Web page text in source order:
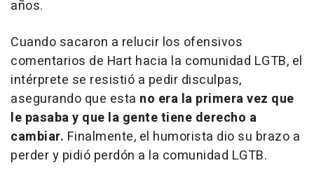
años.
Cuando sacaron a relucir los ofensivos
comentarios de Hart hacia la comunidad LGTB, el
intérprete se resistió a pedir disculpas,
asegurando que esta no era la primera vez que
le pasaba y que la gente tiene derecho a
cambiar. Finalmente, el humorista dio su brazo a
perder y pidió perdón a la comunidad LGTB.